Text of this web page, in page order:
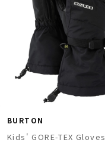
BURTON
Kids' GORE-TEX Gloves